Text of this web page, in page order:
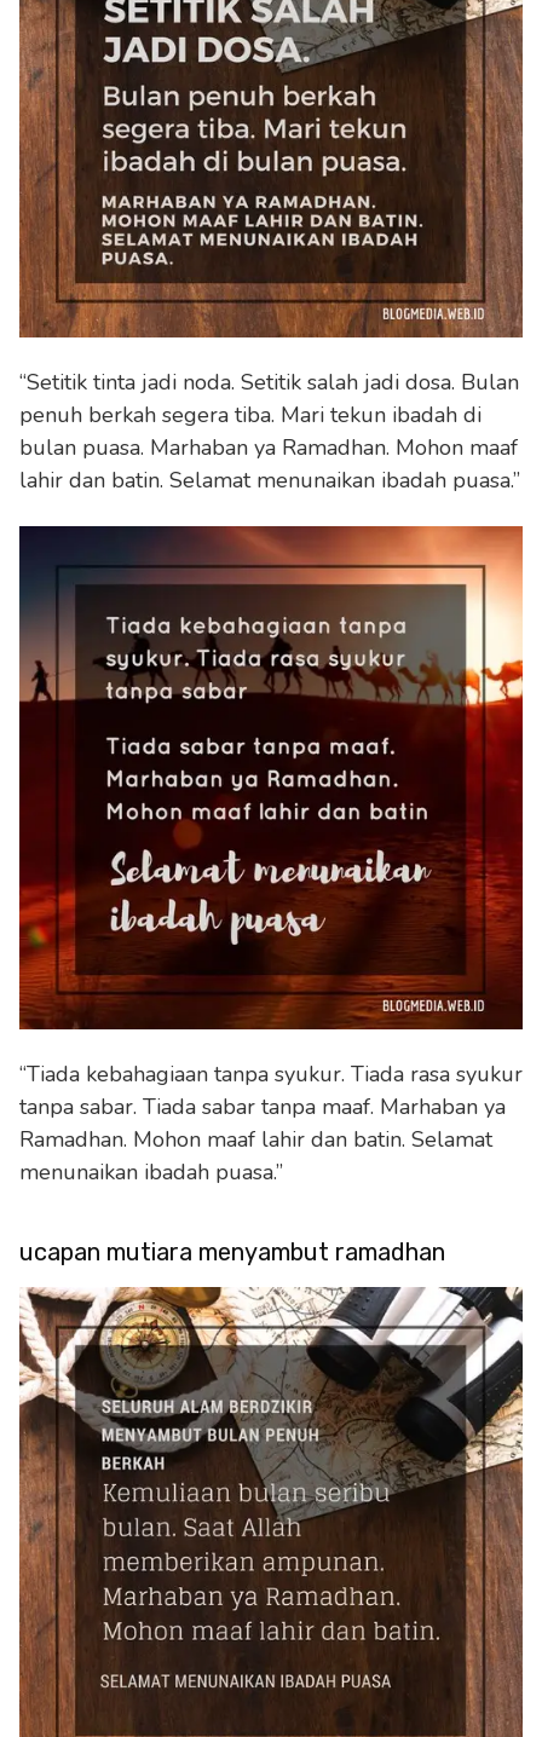
“Setitik tinta jadi noda. Setitik salah jadi dosa. Bulan
penuh berkah segera tiba. Mari tekun ibadah di
bulan puasa. Marhaban ya Ramadhan. Mohon maaf
lahir dan batin. Selamat menunaikan ibadah puasa.”
“Tiada kebahagiaan tanpa syukur. Tiada rasa syukur
tanpa sabar. Tiada sabar tanpa maaf. Marhaban ya
Ramadhan. Mohon maaf lahir dan batin. Selamat
menunaikan ibadah puasa.”
ucapan mutiara menyambut ramadhan